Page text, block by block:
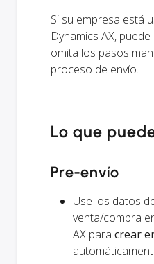
Si su empresa está
Dynamics AX,
omita los pasos
proceso de envío.
Lo que
Pre-envío
Use los datos
venta/compra
AX para crear